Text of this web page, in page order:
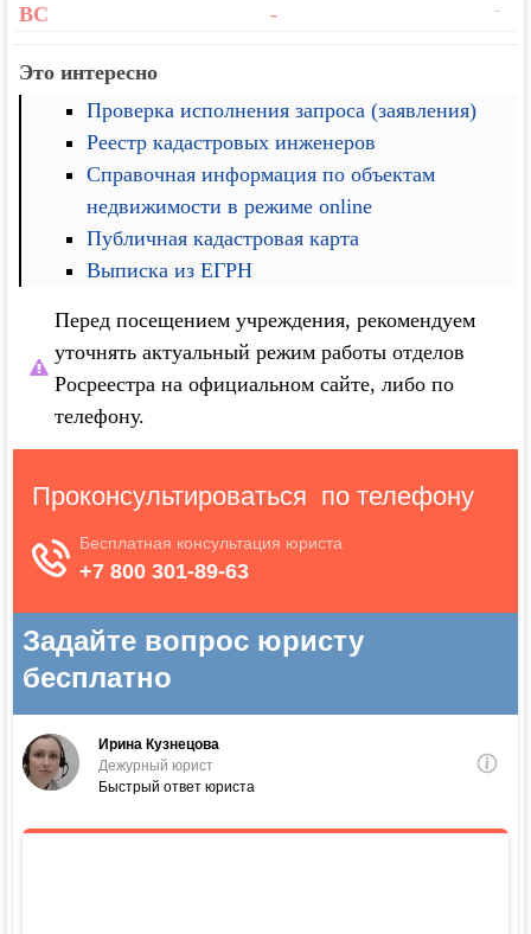
ВС - -
Это интересно
Проверка исполнения запроса (заявления)
Реестр кадастровых инженеров
Справочная информация по объектам
недвижимости в режиме online
Публичная кадастровая карта
Выписка из ЕГРН
Перед посещением учреждения, рекомендуем
уточнять актуальный режим работы отделов
Росреестра на официальном сайте, либо по
телефону.